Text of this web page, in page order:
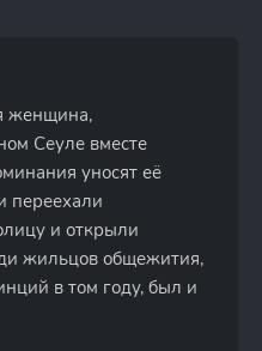
женщина,
Сеуле вместе
уносят её
переехали
и открыли
жильцов общежития,
в том году, был и